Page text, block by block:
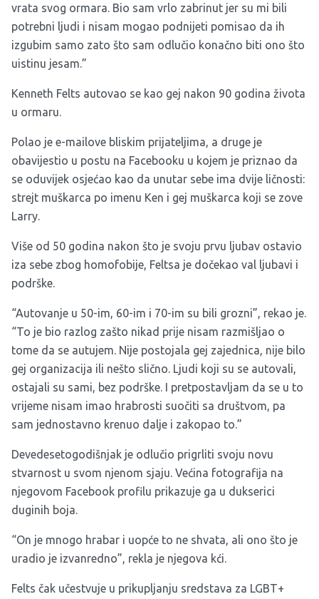
vrata svog ormara. Bio sam vrlo zabrinut jer su mi bili
potrebni ljudi i nisam mogao podnijeti pomisao da ih
izgubim samo zato što sam odlučio konačno biti ono što
uistinu jesam.”
Kenneth Felts autovao se kao gej nakon 90 godina života
u ormaru.
Polao je e-mailove bliskim prijateljima, a druge je
obavijestio u postu na Facebooku u kojem je priznao da
se oduvijek osjećao kao da unutar sebe ima dvije ličnosti:
strejt muškarca po imenu Ken i gej muškarca koji se zove
Larry.
Više od 50 godina nakon što je svoju prvu ljubav ostavio
iza sebe zbog homofobije, Feltsa je dočekao val ljubavi i
podrške.
“Autovanje u 50-im, 60-im i 70-im su bili grozni”, rekao je.
“To je bio razlog zašto nikad prije nisam razmišljao o
tome da se autujem. Nije postojala gej zajednica, nije bilo
gej organizacija ili nešto slično. Ljudi koji su se autovali,
ostajali su sami, bez podrške. I pretpostavljam da se u to
vrijeme nisam imao hrabrosti suočiti sa društvom, pa
sam jednostavno krenuo dalje i zakopao to.”
Devedesetogodišnjak je odlučio prigrliti svoju novu
stvarnost u svom njenom sjaju. Većina fotografija na
njegovom Facebook profilu prikazuje ga u dukserici
duginih boja.
“On je mnogo hrabar i uopće to ne shvata, ali ono što je
uradio je izvanredno”, rekla je njegova kći.
Felts čak učestvuje u prikupljanju sredstava za LGBT+